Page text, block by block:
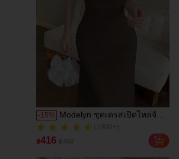
-15%
Modelyn ชุดเดรสเปิดไหล่จับ
จีบเอวสำหรับผู้หญิง ชุด
ออกงานแต่งงาน/โอกาสพิเศษ
(1000+)
100+ ขายแล้ว
฿416